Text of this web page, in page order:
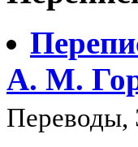
А. М.
Переводы,